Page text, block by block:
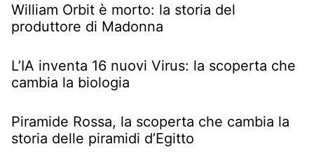
William Orbit è morto: la storia del
produttore di Madonna
L’IA inventa 16 nuovi Virus: la scoperta che
cambia la biologia
Piramide Rossa, la scoperta che cambia la
storia delle piramidi d’Egitto